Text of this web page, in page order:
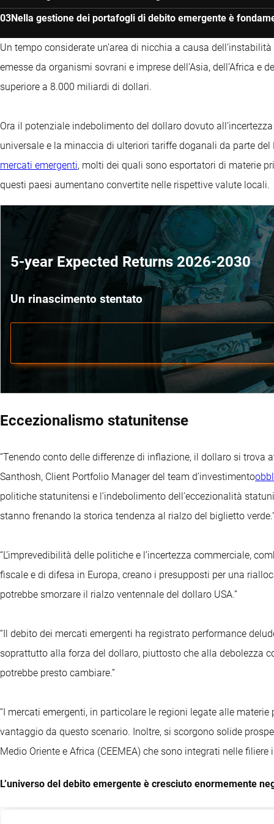
Nella gestione dei portafogli di debito emergente è
Un tempo considerate un’area di nicchia a causa
emesse da organismi sovrani e imprese dell’Asia, dell’Africa e
superiore a 8.000 miliardi di dollari.
Ora il potenziale indebolimento del dollaro dovuto
universale e la minaccia di ulteriori tariffe doganali da parte
mercati emergenti, molti dei quali sono esportatori di materie
questi paesi aumentano convertite nelle rispettive valute locali.
5-year Expected Returns 2026-2030
Un rinascimento stentato
Eccezionalismo statunitense
“Tenendo conto delle differenze di inflazione, il dollaro si
Santhosh, Client Portfolio Manager del team d’investimento
politiche statunitensi e l’indebolimento dell’eccezionalità
stanno frenando la storica tendenza al rialzo del biglietto
“L’imprevedibilità delle politiche e l’incertezza commerciale,
fiscale e di difesa in Europa, creano i presupposti per una
potrebbe smorzare il rialzo ventennale del dollaro USA.”
“Il debito dei mercati emergenti ha registrato performance
soprattutto alla forza del dollaro, piuttosto che alla debolezza
potrebbe presto cambiare.”
“I mercati emergenti, in particolare le regioni legate alle
vantaggio da questo scenario. Inoltre, si scorgono solide
Medio Oriente e Africa (CEEMEA) che sono integrati nelle filiere
L’universo del debito emergente è cresciuto enormemente